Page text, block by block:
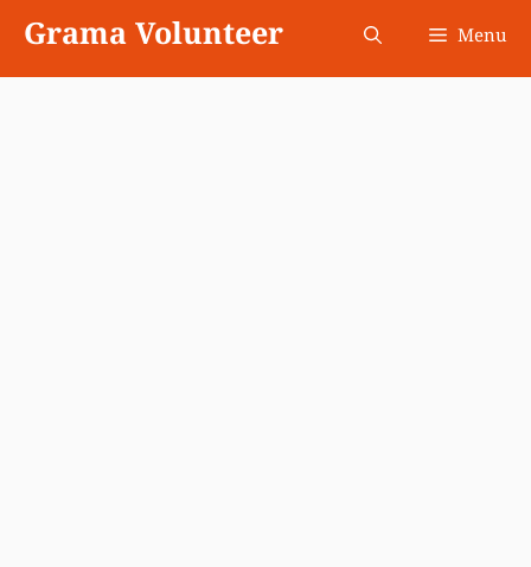
content
Grama Volunteer Menu